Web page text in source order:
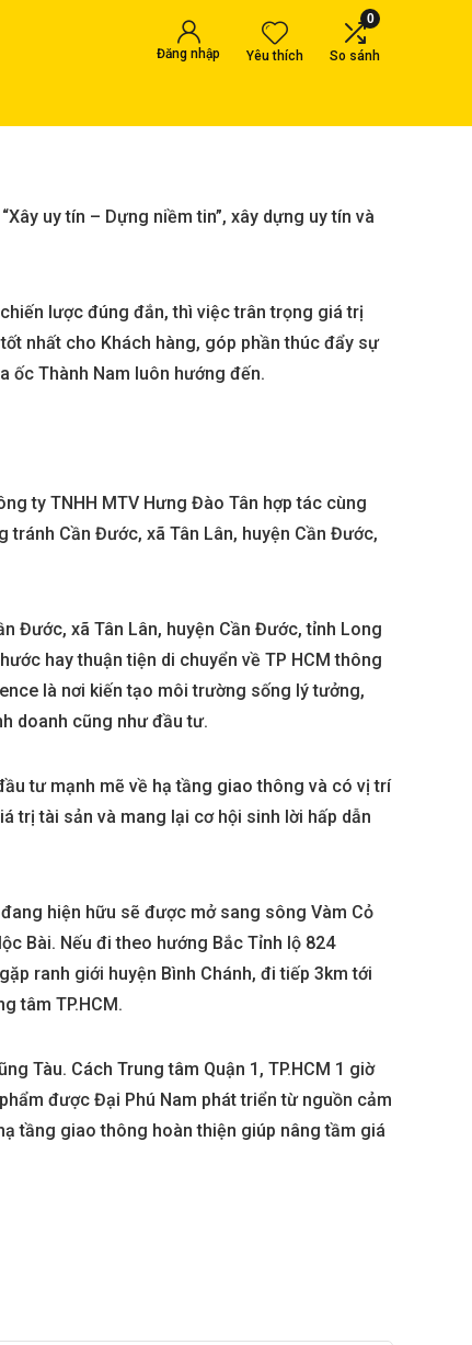
Đăng nhập Yêu thích
0
So sánh
uy tín – Dựng niềm tin”, xây dựng uy tín và
lược đúng đắn, thì việc trân trọng giá trị
nhất cho Khách hàng, góp phần thúc đẩy sự
ốc Thành Nam luôn hướng đến.
ty TNHH MTV Hưng Đào Tân hợp tác cùng
Cần Đước, xã Tân Lân, huyện Cần Đước,
Đước, xã Tân Lân, huyện Cần Đước, tỉnh Long
hay thuận tiện di chuyển về TP HCM thông
là nơi kiến tạo môi trường sống lý tưởng,
doanh cũng như đầu tư.
tư mạnh mẽ về hạ tầng giao thông và có vị trí
trị tài sản và mang lại cơ hội sinh lời hấp dẫn
hiện hữu sẽ được mở sang sông Vàm Cỏ
Bài. Nếu đi theo hướng Bắc Tỉnh lộ 824
ranh giới huyện Bình Chánh, đi tiếp 3km tới
tâm TP.HCM.
Tàu. Cách Trung tâm Quận 1, TP.HCM 1 giờ
được Đại Phú Nam phát triển từ nguồn cảm
tầng giao thông hoàn thiện giúp nâng tầm giá